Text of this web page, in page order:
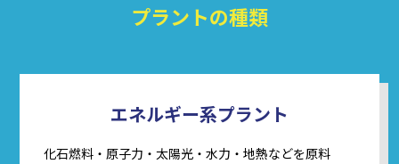
プラントの種類
エネルギー系プラント
化石燃料・原子力・太陽光・水力・地熱などを原料